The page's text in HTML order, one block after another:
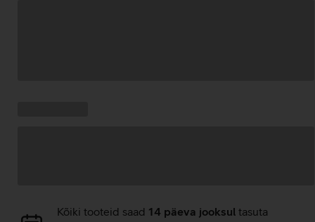
AndmeteKõiki tooteid saad 14 päeva jooksul tasuta